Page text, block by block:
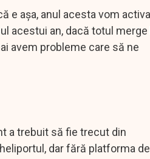
e aşa, anul acesta vom
acestui an, dacă totul merge
avem probleme care să ne
a trebuit să fie trecut din
dar fără platforma de